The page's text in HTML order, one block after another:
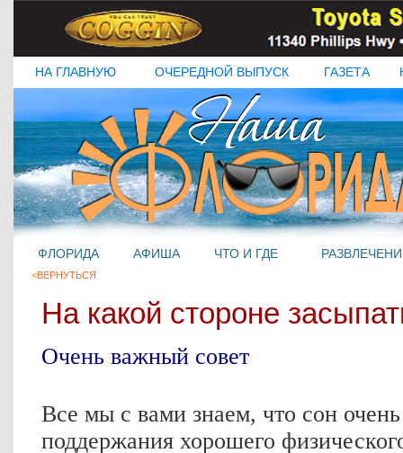
НА ГЛАВНУЮ ОЧЕРЕДНОЙ ВЫПУСК ГАЗЕТА
ФЛОРИДА АФИША ЧТО И ГДЕ
<ВЕРНУТЬСЯ
Hа какой стороне
Очень важный совет
Все мы с вами знаем, что сон
поддержания хорошего